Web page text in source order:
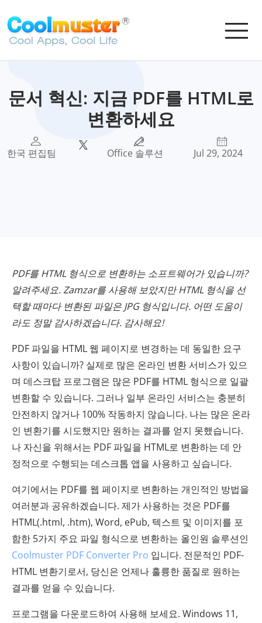
문서 혁신: 지금 PDF를 HTML로
변환하세요
한국 편집팀 Office 솔루션 Jul 29, 2024
PDF를 HTML 형식으로 변환하는 소프트웨어가 있습니까?
알려주세요. Zamzar를 사용해 보았지만 HTML 형식을 선
택할 때마다 변환된 파일은 JPG 형식입니다. 어떤 도움이
라도 정말 감사하겠습니다. 감사해요!
PDF 파일을 HTML 웹 페이지로 변경하는 데 동일한 요구
사항이 있습니까? 실제로 많은 온라인 변환 서비스가 있으
며 데스크탑 프로그램은 많은 PDF를 HTML 형식으로 일괄
변환할 수 있습니다. 그러나 일부 온라인 서비스는 충분히
안전하지 않거나 100% 작동하지 않습니다. 나는 많은 온라
인 변환기를 시도했지만 원하는 결과를 얻지 못했습니다.
나 자신을 위해서는 PDF 파일을 HTML로 변환하는 데 안
정적으로 수행되는 데스크톱 앱을 사용하고 싶습니다.
여기에서는 PDF를 웹 페이지로 변환하는 개인적인 방법을
여러분과 공유하겠습니다. 제가 사용하는 것은 PDF를
HTML(.html, .htm), Word, ePub, 텍스트 및 이미지를 포
함한 5가지 주요 파일 형식으로 변환하는 올인원 솔루션인
Coolmuster PDF Converter Pro 입니다. 전문적인 PDF-
HTML 변환기로서, 당신은 언제나 훌륭한 품질로 원하는
결과를 얻을 수 있습니다.
프로그램을 다운로드하여 사용해 보세요. Windows 11,